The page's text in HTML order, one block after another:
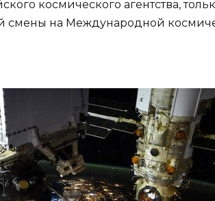
космического агентства,
смены на Международной